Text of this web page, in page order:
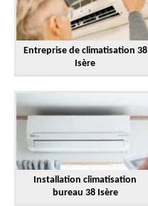
Entreprise de climatisation 38
Isère
Installation climatisation
bureau 38 Isère